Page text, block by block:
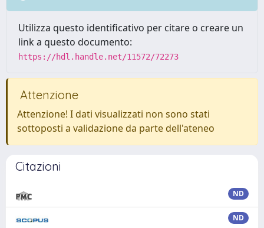
Utilizza questo identificativo per citare o creare un
link a questo documento:
https://hdl.handle.net/11572/72273
Attenzione
Attenzione! I dati visualizzati non sono stati
sottoposti a validazione da parte dell'ateneo
Citazioni
ND
ND